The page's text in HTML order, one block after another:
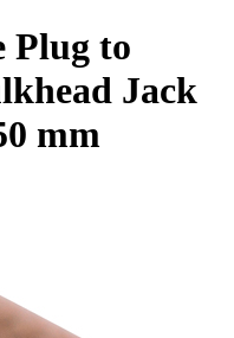
Plug to
Jack
mm